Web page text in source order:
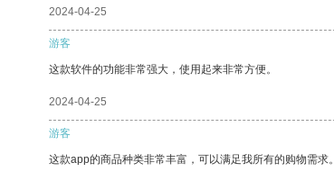
2024-04-25
游客
这款软件的功能非常强大，使用起来非常方便。
2024-04-25
游客
这款app的商品种类非常丰富，可以满足我所有的购物需求。